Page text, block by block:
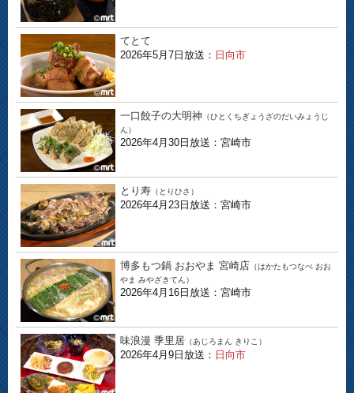
てとて
2026年5月7日放送： 日向市
一口餃子の大明神 （ひとくちぎょうざのだいみょうじ
ん）
2026年4月30日放送：宮崎市
とり寿 （とりひさ）
2026年4月23日放送：宮崎市
博多もつ鍋 おおやま 宮崎店 （はかたもつなべ おお
やま みやざきてん）
2026年4月16日放送：宮崎市
味浪漫 季里居 （あじろまん きりこ）
2026年4月9日放送： 日向市